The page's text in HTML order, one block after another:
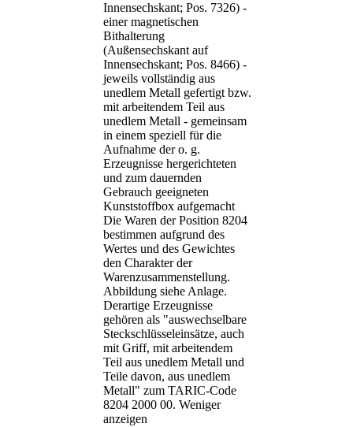
Innensechskant; Pos. 7326) -
einer magnetischen
Bithalterung
(Außensechskant auf
Innensechskant; Pos. 8466) -
jeweils vollständig aus
unedlem Metall gefertigt bzw.
mit arbeitendem Teil aus
unedlem Metall - gemeinsam
in einem speziell für die
Aufnahme der o. g.
Erzeugnisse hergerichteten
und zum dauernden
Gebrauch geeigneten
Kunststoffbox aufgemacht
Die Waren der Position 8204
bestimmen aufgrund des
Wertes und des Gewichtes
den Charakter der
Warenzusammenstellung.
Abbildung siehe Anlage.
Derartige Erzeugnisse
gehören als "auswechselbare
Steckschlüsseleinsätze, auch
mit Griff, mit arbeitendem
Teil aus unedlem Metall und
Teile davon, aus unedlem
Metall" zum TARIC-Code
8204 2000 00. Weniger
anzeigen